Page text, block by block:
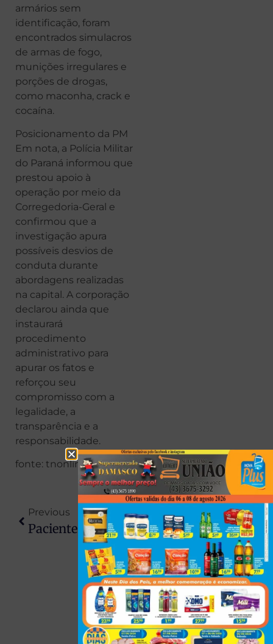
armários sem
identificação, foram
encontrados simulacros
de armas de fogo,
munições irregulares e
porções de drogas,
como maconha, crack e
cocaína.
Posicionamento da PM
Em nota, a Polícia Militar
do Paraná informou que
prestou apoio à
operação por meio da
Corregedoria-Geral e
confirmou que a
investigação apura
possíveis desvios de
conduta durante
abordagens realizadas
na capital. A corporação
declarou ainda que
instaurará
procedimento
administrativo para
apurar os fatos e
reforçou seu
compromisso com a
legalidade, a
transparência e a
responsabilidade.
fonte: tnonline
Previous
Paciente Baleada Dentro De Hospital No PR Recebe Alta E Relata Momentos De Terror: “Não Era A Minha Hora”
Next
Queda De Avião Monomotor Mata Piloto No Interior De São Paulo